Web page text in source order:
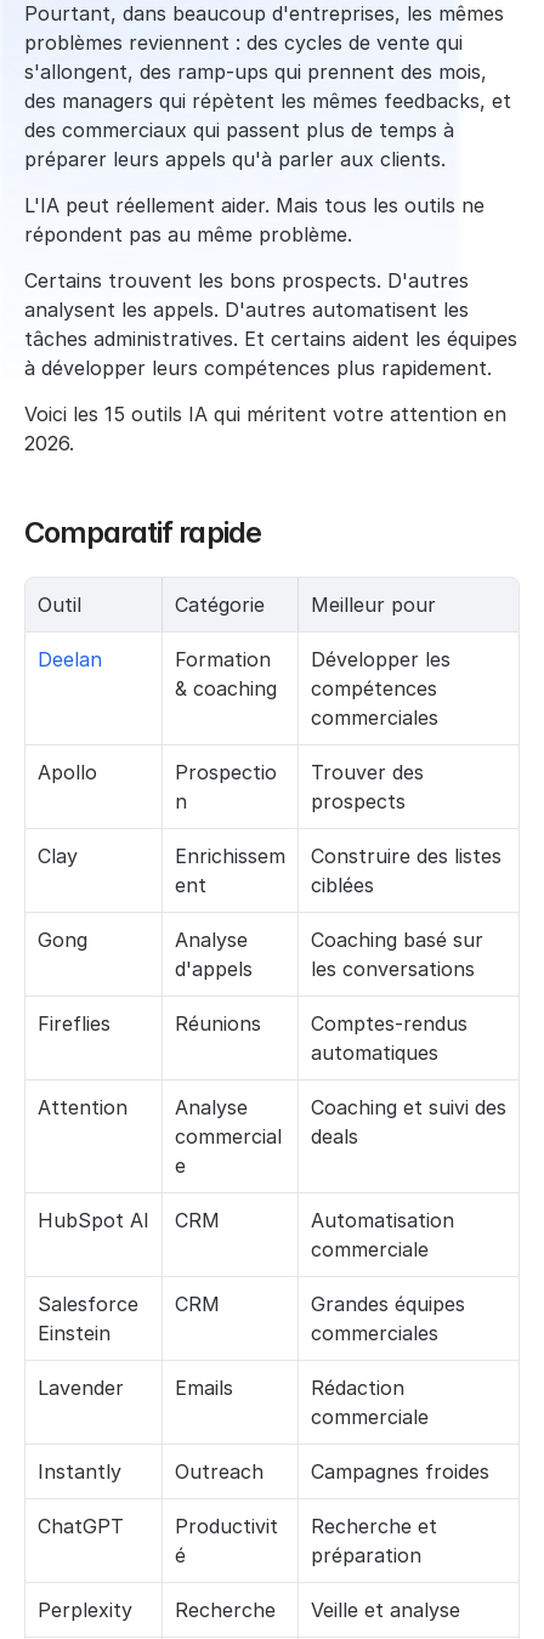
Pourtant, dans beaucoup d'entreprises, les mêmes
problèmes reviennent : des cycles de vente qui
s'allongent, des ramp-ups qui prennent des mois,
des managers qui répètent les mêmes feedbacks, et
des commerciaux qui passent plus de temps à
préparer leurs appels qu'à parler aux clients.
L'IA peut réellement aider. Mais tous les outils ne
répondent pas au même problème.
Certains trouvent les bons prospects. D'autres
analysent les appels. D'autres automatisent les
tâches administratives. Et certains aident les équipes
à développer leurs compétences plus rapidement.
Voici les 15 outils IA qui méritent votre attention en
2026.
Comparatif rapide
Outil Catégorie Meilleur pour
Deelan
Formation
& coaching
Développer les
compétences
commerciales
Apollo
Prospectio
n
Trouver des
prospects
Clay
Enrichissem
ent
Construire des listes
ciblées
Gong
Analyse
d'appels
Coaching basé sur
les conversations
Fireflies Réunions
Comptes-rendus
automatiques
Attention
Analyse
commercial
e
Coaching et suivi des
deals
HubSpot AI CRM
Automatisation
commerciale
Salesforce
Einstein
CRM
Grandes équipes
commerciales
Lavender Emails
Rédaction
commerciale
Instantly Outreach Campagnes froides
ChatGPT
Productivit
é
Recherche et
préparation
Perplexity Recherche Veille et analyse